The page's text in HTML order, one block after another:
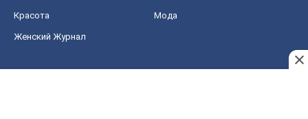
Красота Мода
Женский Журнал